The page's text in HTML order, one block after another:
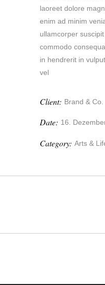
laoreet dolore
enim ad minim
ullamcorper
commodo
in hendrerit in
vel
Client: Brand & Co.
Date: 16.
Category: Arts &